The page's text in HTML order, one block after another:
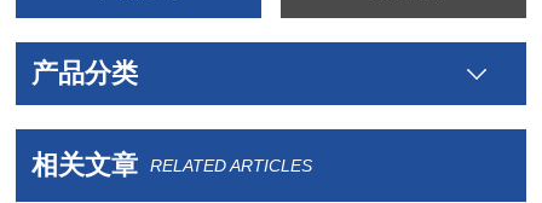
产品分类
相关文章 RELATED ARTICLES